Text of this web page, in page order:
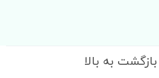
بازگشت به بالا